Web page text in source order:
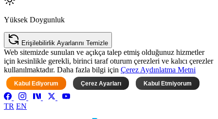
Yüksek Doygunluk
Erişilebilirlik Ayarlarını Temizle
Web sitemizde sunulan ve açıkça talep etmiş olduğunuz hizmetler
için kesinlikle gerekli, birinci taraf oturum çerezleri ve kalıcı çerezler
kullanılmaktadır. Daha fazla bilgi için Çerez Aydınlatma Metni
Kabul Ediyorum Çerez Ayarları Kabul Etmiyorum
TR EN